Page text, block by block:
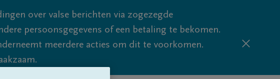
over valse berichten via zogezegde
persoonsgegevens of een betaling te bekomen.
meerdere acties om dit te voorkomen.